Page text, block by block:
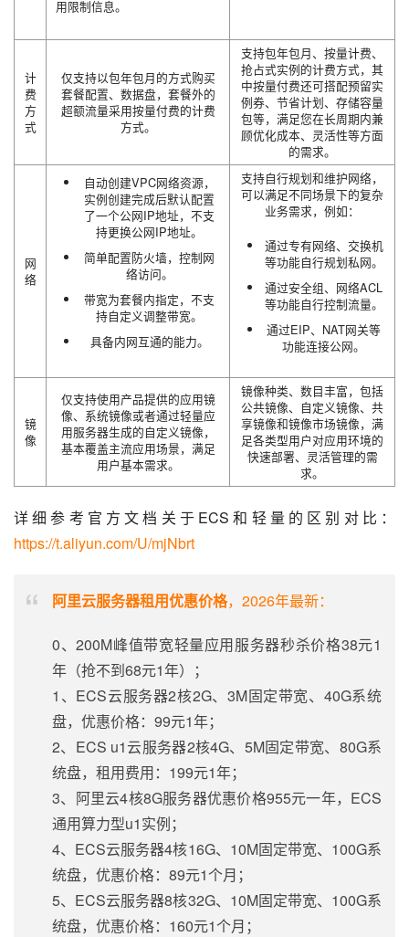
用限制信息。
计
费
方
式
仅支持以包年包月的方式购买
套餐配置、数据盘，套餐外的
超额流量采用按量付费的计费
方式。
支持包年包月、按量计费、
抢占式实例的计费方式，其
中按量付费还可搭配预留实
例券、节省计划、存储容量
包等，满足您在长周期内兼
顾优化成本、灵活性等方面
的需求。
网
络
自动创建VPC网络资源，
实例创建完成后默认配置
了一个公网IP地址，不支
持更换公网IP地址。
简单配置防火墙，控制网
络访问。
带宽为套餐内指定，不支
持自定义调整带宽。
具备内网互通的能力。
支持自行规划和维护网络，
可以满足不同场景下的复杂
业务需求，例如：
通过专有网络、交换机
等功能自行规划私网。
通过安全组、网络ACL
等功能自行控制流量。
通过EIP、NAT网关等
功能连接公网。
镜
像
仅支持使用产品提供的应用镜
像、系统镜像或者通过轻量应
用服务器生成的自定义镜像，
基本覆盖主流应用场景，满足
用户基本需求。
镜像种类、数目丰富，包括
公共镜像、自定义镜像、共
享镜像和镜像市场镜像，满
足各类型用户对应用环境的
快速部署、灵活管理的需
求。
详细参考官方文档关于ECS和轻量的区别对比：
https://t.aliyun.com/U/mjNbrt
阿里云服务器租用优惠价格，2026年最新：
0、200M峰值带宽轻量应用服务器秒杀价格38元1
年（抢不到68元1年）；
1、ECS云服务器2核2G、3M固定带宽、40G系统
盘，优惠价格：99元1年；
2、ECS u1云服务器2核4G、5M固定带宽、80G系
统盘，租用费用：199元1年；
3、阿里云4核8G服务器优惠价格955元一年，ECS
通用算力型u1实例；
4、ECS云服务器4核16G、10M固定带宽、100G系
统盘，优惠价格：89元1个月；
5、ECS云服务器8核32G、10M固定带宽、100G系
统盘，优惠价格：160元1个月；